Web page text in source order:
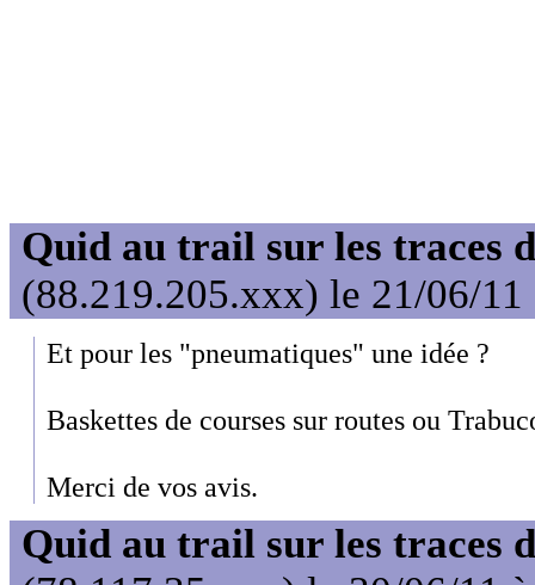
Quid au trail sur les traces
(88.219.205.xxx) le 21/06/11
Et pour les "pneumatiques" une idée ?
Baskettes de courses sur routes ou
Merci de vos avis.
Quid au trail sur les traces